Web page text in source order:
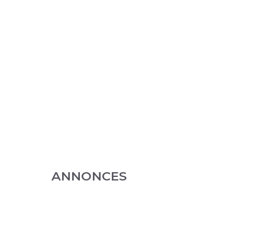
ANNONCES